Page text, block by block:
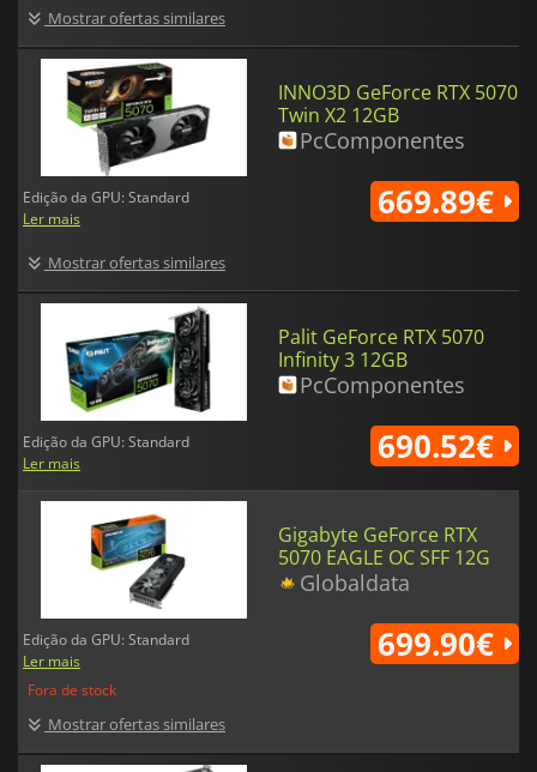
Mostrar ofertas similares
INNO3D GeForce RTX 5070
Twin X2 12GB
PcComponentes
Edição da GPU: Standard
Ler mais
Mostrar ofertas similares
669.89€
Palit GeForce RTX 5070
Infinity 3 12GB
PcComponentes
Edição da GPU: Standard
Ler mais
690.52€
Gigabyte GeForce RTX
5070 EAGLE OC SFF 12G
Globaldata
Edição da GPU: Standard
Ler mais
Fora de stock
Mostrar ofertas similares
699.90€